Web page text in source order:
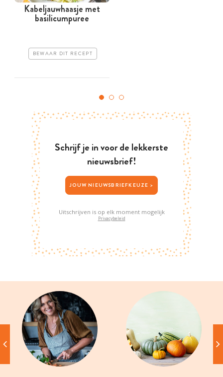
Kabeljauwhaasje met
basilicumpuree
BEWAAR DIT RECEPT
Schrijf je in voor de lekkerste
nieuwsbrief!
JOUW NIEUWSBRIEFKEUZE >
Uitschrijven is op elk moment mogelijk
Privacybeleid